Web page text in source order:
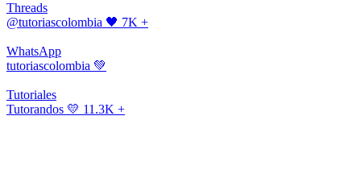
Threads
@tutoriascolombia 🖤 7K +
WhatsApp
tutoriascolombia 💚
Tutoriales
Tutorandos 💛 11.3K +